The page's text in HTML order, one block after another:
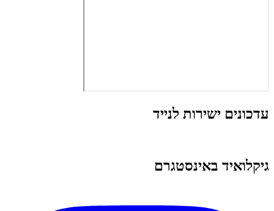
עדכונים ישירות לנייד
גיקלואיד באינסטגרם